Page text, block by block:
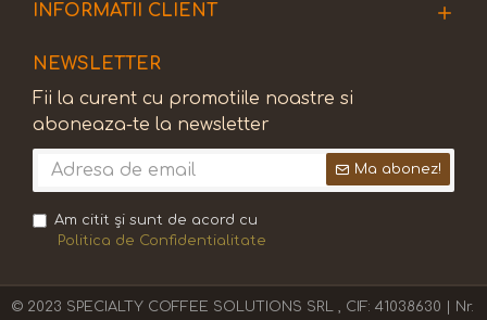
INFORMATII CLIENT
NEWSLETTER
Fii la curent cu promotiile noastre si
aboneaza-te la newsletter
Ma abonez!
Am citit şi sunt de acord cu
Politica de Confidentialitate
© 2023 SPECIALTY COFFEE SOLUTIONS SRL , CIF: 41038630 | Nr.